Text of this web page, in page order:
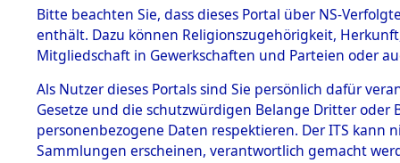
BESTÄNDE
1.
mente
5. Verschiedenes
5.3
Todesmärsche
Taxöldern
Bitte beachten Sie, dass dieses Portal über NS-
enthält. Dazu können Religionszugehörigkeit,
Mitgliedschaft in Gewerkschaften und Parteien oder
Als Nutzer dieses Portals sind Sie persönlich dafür
Gesetze und die schutzwürdigen Belange Dritter
personenbezogene Daten respektieren. Der ITS
Sammlungen erscheinen, verantwortlich gemacht